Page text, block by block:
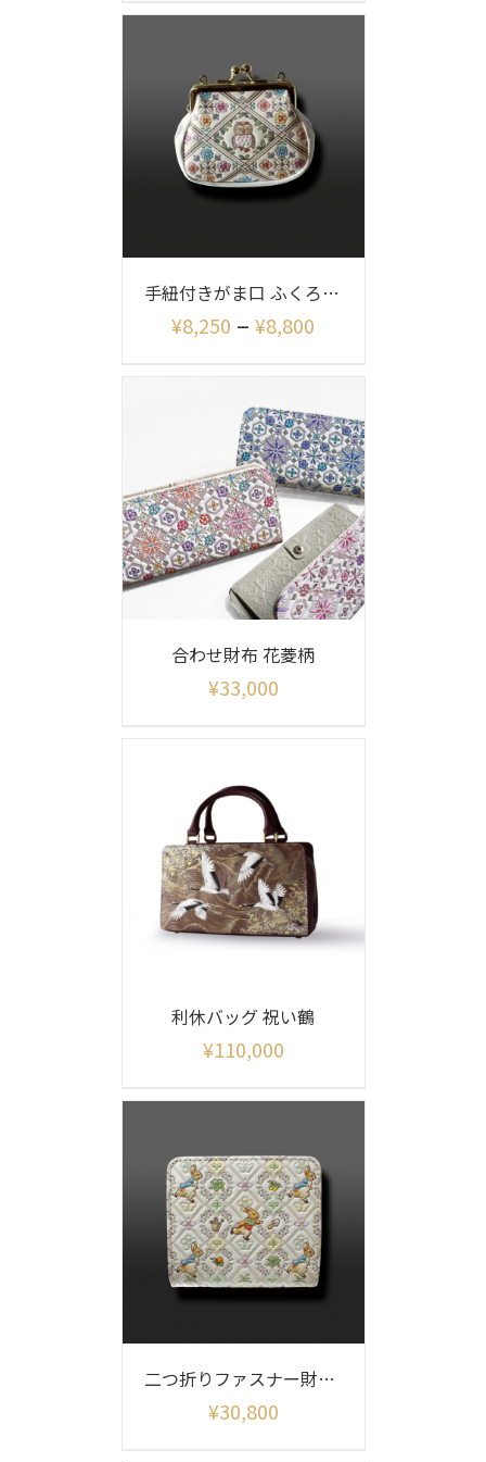
手紐付きがま口 ふくろう柄
¥8,250 – ¥8,800
合わせ財布 花菱柄
¥33,000
利休バッグ 祝い鶴
¥110,000
二つ折りファスナー財布 ピーターラビット（ガーデン）
¥30,800